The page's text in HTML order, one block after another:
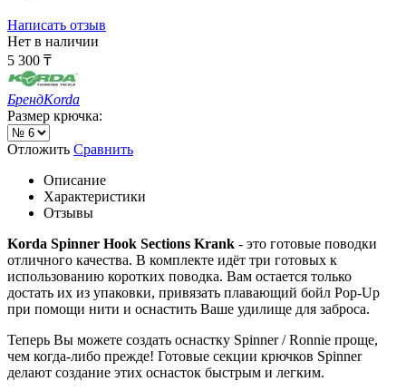
Написать отзыв
Нет в наличии
5 300 ₸
БрендKorda
Размер крючка:
Отложить Сравнить
Описание
Характеристики
Отзывы
Korda Spinner Hook Sections Krank - это готовые поводки
отличного качества. В комплекте идёт три готовых к
использованию коротких поводка. Вам остается только
достать их из упаковки, привязать плавающий бойл Pop-Up
при помощи нити и оснастить Ваше удилище для заброса.
Теперь Вы можете создать оснастку Spinner / Ronnie проще,
чем когда-либо прежде! Готовые секции крючков Spinner
делают создание этих оснасток быстрым и легким.